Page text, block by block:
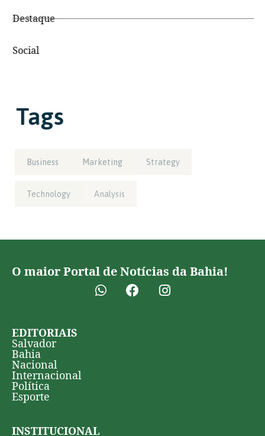
Destaque
Social
Tags
Business Marketing Strategy
Technology Analysis
O maior Portal de Notícias da Bahia!
EDITORIAIS
Salvador
Bahia
Nacional
Internacional
Política
Esporte
INSTITUCIONAL